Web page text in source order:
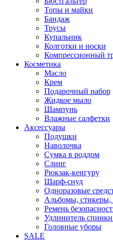
Топы и майки
Бандаж
Трусы
Купальник
Колготки и носки
Компрессионный
Косметика
Масло
Крем
Подарочный набор
Жидкое мыло
Шампунь
Влажные салфетки
Аксессуары
Подушки
Наволочка
Сумка в роддом
Cлинг
Рюкзак-кенгуру
Шарф-снуд
Одноразовые
Альбомы, стикеры,
Ремень
Удлинитель спинки
Головные уборы
SALE